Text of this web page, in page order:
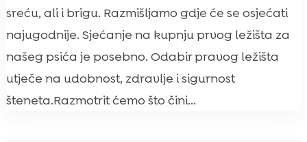
sreću, ali i brigu. Razmišljamo gdje će se osjećati
najugodnije. Sjećanje na kupnju prvog ležišta za
našeg psića je posebno. Odabir pravog ležišta
utječe na udobnost, zdravlje i sigurnost
šteneta.Razmotrit ćemo što čini...